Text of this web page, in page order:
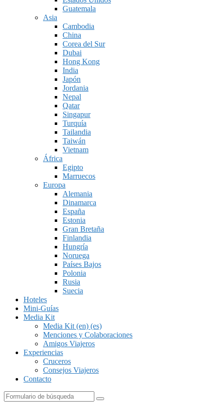
Guatemala
Asia
Cambodia
China
Corea del Sur
Dubai
Hong Kong
India
Japón
Jordania
Nepal
Qatar
Singapur
Turquía
Tailandia
Taiwán
Vietnam
África
Egipto
Marruecos
Europa
Alemania
Dinamarca
España
Estonia
Gran Bretaña
Finlandia
Hungría
Noruega
Países Bajos
Polonia
Rusia
Suecia
Hoteles
Mini-Guías
Media Kit
Media Kit (en) (es)
Menciones y Colaboraciones
Amigos Viajeros
Experiencias
Cruceros
Consejos Viajeros
Contacto
Buscar